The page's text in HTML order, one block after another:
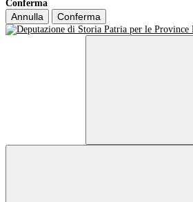
Conferma
Annulla Conferma